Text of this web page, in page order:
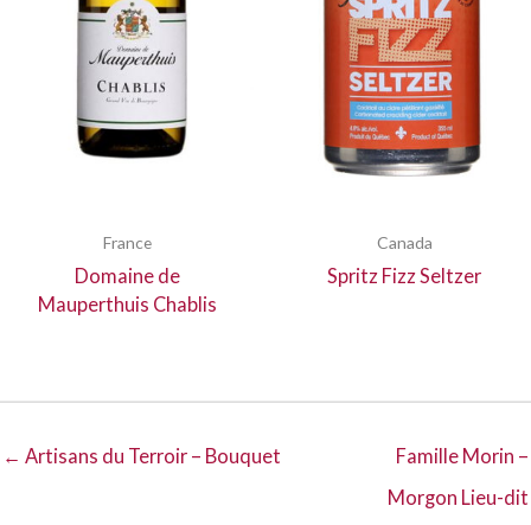
France
Domaine de
Mauperthuis Chablis
Canada
Spritz Fizz Seltzer
← Artisans du Terroir – Bouquet
Famille Morin –
Morgon Lieu-dit